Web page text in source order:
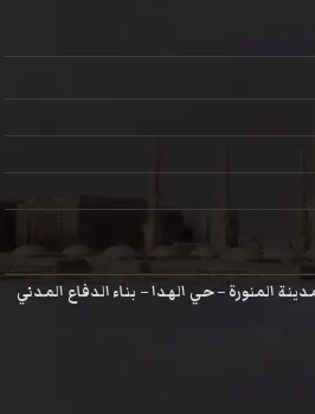
المنورة – حي الهدا – بناء الدفاع المدني